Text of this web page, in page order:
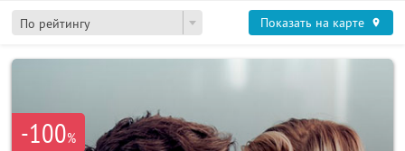
По рейтингу Показать на карте
-100%